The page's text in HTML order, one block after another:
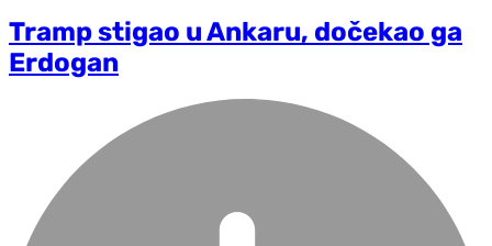
Tramp stigao u Ankaru, dočekao ga
Erdogan